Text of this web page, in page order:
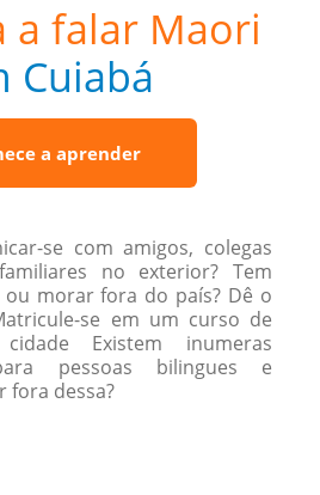
a falar Maori
Cuiabá
a aprender
se com amigos, colegas
no exterior? Tem
morar fora do país? Dê o
se em um curso de
Existem inumeras
pessoas bilingues e
fora dessa?